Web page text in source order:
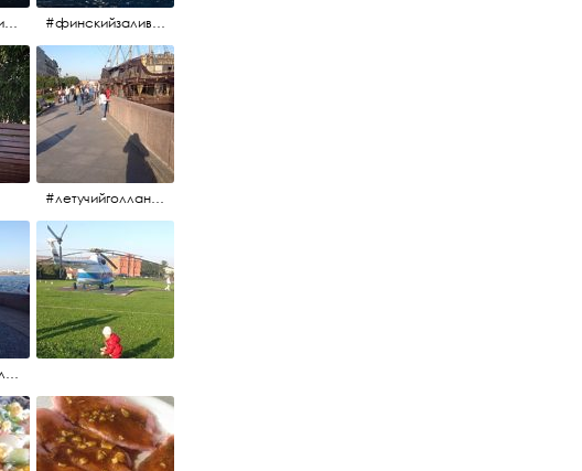
#нева #исаакий #исаакиевскийсобор #нева #васильевскийостров #адмиралтейскийрайон #финскийзалив #дворцовыймост #небонадпитером #осень2017 #финскийзалив #маркизовалужа #нева
#летучийголландец #набережнаяневы
#стрелкавасильевскогоострова #нева #река